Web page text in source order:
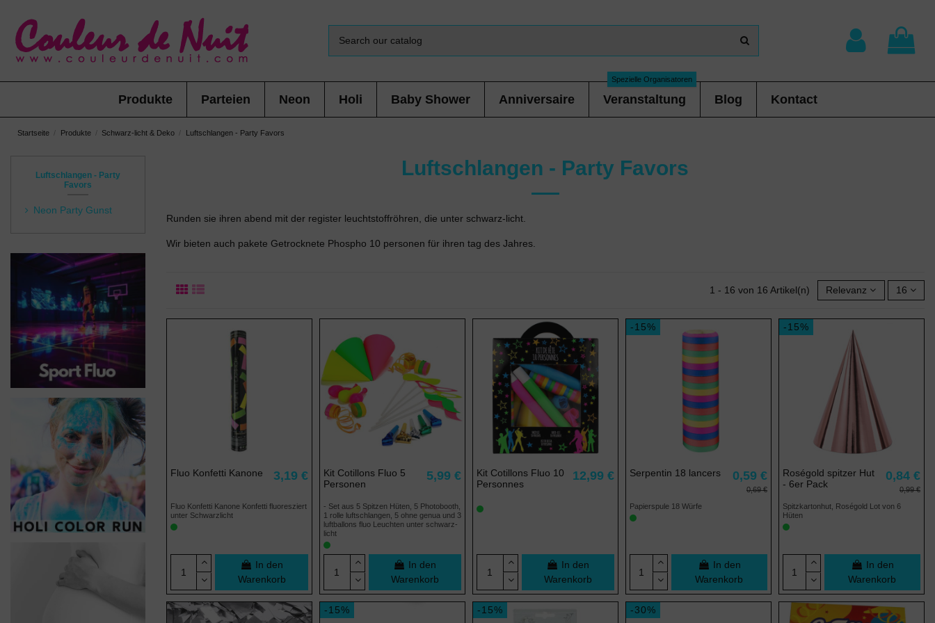
Produkte Parteien Neon Holi Baby Shower Anniversaire Veranstaltung
Spezielle Organisatoren
Blog Kontact
Startseite Produkte Schwarz-licht & Deko Luftschlangen - Party Favors
Luftschlangen - Party Favors
Runden sie ihren abend mit der register leuchtstoffröhren, die unter schwarz-licht.
Wir bieten auch pakete Getrocknete Phospho 10 personen für ihren tag des Jahres.
1 - 16 von 16 Artikel(n) Relevanz 16
Fluo Konfetti Kanone 3,19 €
Fluo Konfetti Kanone Konfetti fluoresziert
unter Schwarzlicht
In den
Warenkorb
Kit Cotillons Fluo 5
Personen
5,99 €
- Set aus 5 Spitzen Hüten, 5 Photobooth,
1 rolle luftschlangen, 5 ohne genua und 3
luftballons fluo Leuchten unter schwarz-
licht
In den
Warenkorb
Kit Cotillons Fluo 10
Personnes
12,99 €
In den
Warenkorb
-15%
Serpentin 18 lancers 0,59 €
0,69 €
Papierspule 18 Würfe
In den
Warenkorb
-15%
Roségold spitzer Hut
- 6er Pack
0,84 €
0,99 €
Spitzkartonhut, Roségold Lot von 6
Hüten
In den
Warenkorb
-15% -15% -30%
Luftschlangen - Party
Favors
Neon Party Gunst